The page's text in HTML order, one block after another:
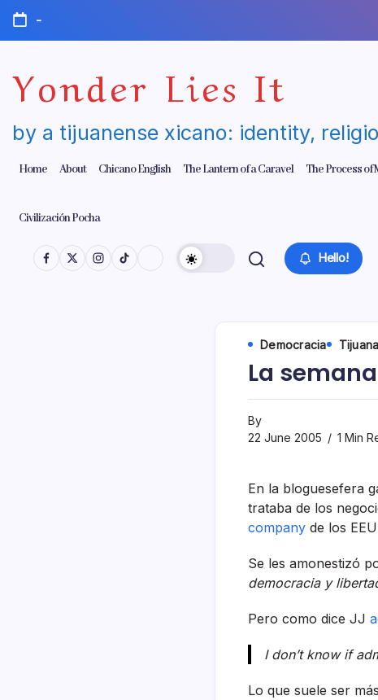
Skip
content
-
Yonder Lies It
by a tijuanense xicano: identity,
Home About Chicano English The Lantern of a Caravel The Process of
Civilización Pocha
Hello!
Democracia
La
By
22 June 2005
1 Min
En la bloguesefera
trataba de los
company de los
Se les amonestizó
democracia y
Pero como dice JJ
I don’t know if
Lo que suele ser